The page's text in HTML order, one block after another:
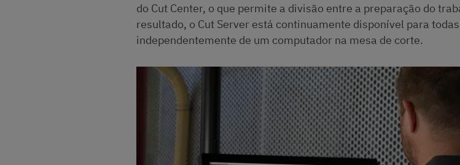
do Cut Center, o que permite a divisão entre a preparação do
resultado, o Cut Server está continuamente disponível para
independentemente de um computador na mesa de corte.